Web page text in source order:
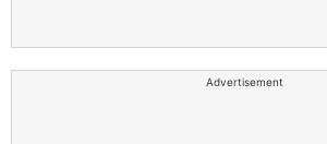
Advertisement